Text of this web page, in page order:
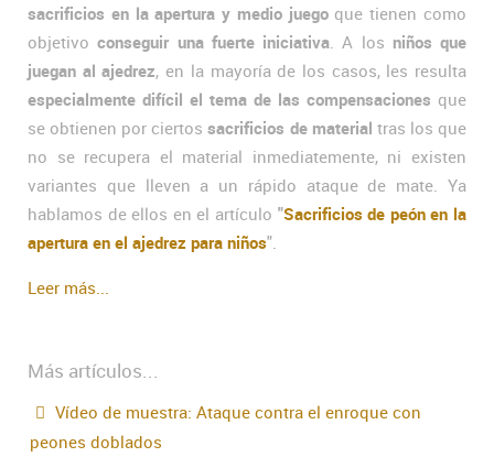
sacrificios en la apertura y medio juegoque tienen como
objetivoconseguir una fuerte iniciativa . A los niños que
juegan al ajedrez, en la mayoría de los casos, les resulta
especialmente difícil el tema de las compensaciones que
se obtienen por ciertossacrificios de material tras los que
no se recupera el material inmediatemente, ni existen
variantes que lleven a un rápido ataque de mate. Ya
hablamos de ellos en el artículo "Sacrificios de peón en la
apertura en el ajedrez para niños".
Leer más...
Más artículos...
Vídeo de muestra: Ataque contra el enroque con
peones doblados